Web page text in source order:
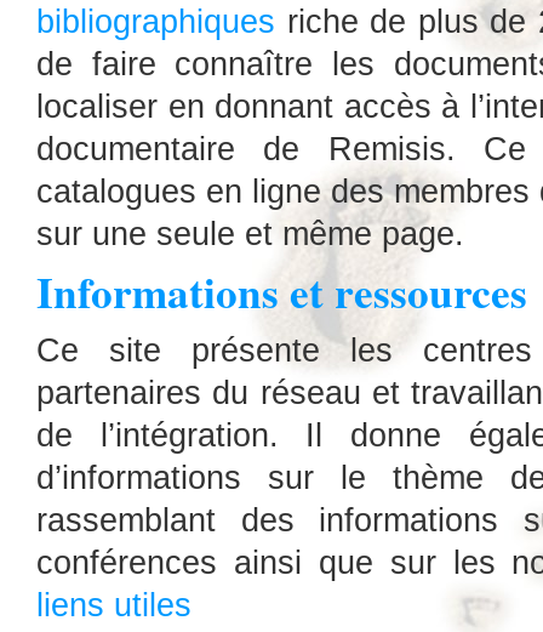
bibliographiques riche de plus de
de faire connaître les
localiser en donnant accès à
documentaire de Remisis.
catalogues en ligne des
sur une seule et même page.
Informations et ressources
Ce site présente les
partenaires du réseau et
de l’intégration. Il donne
d’informations sur le thème
rassemblant des informations
conférences ainsi que sur les
liens utiles